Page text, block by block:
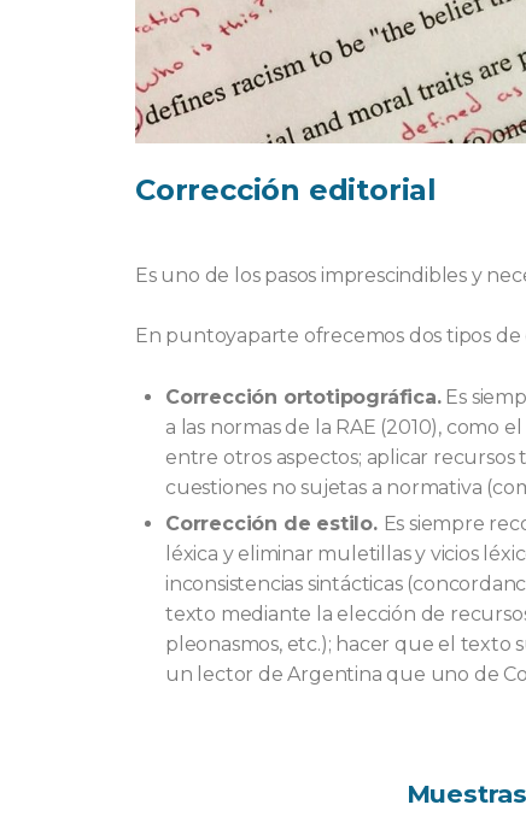
Corrección editorial
Es uno de los pasos imprescindibles y
En puntoyaparte ofrecemos dos tipos de
Corrección ortotipográfica.Es
a las normas de la RAE (2010), como
entre otros aspectos; aplicar recursos
cuestiones no sujetas a normativa
Corrección de estilo. Es siempre
léxica y eliminar muletillas y vicios
inconsistencias sintácticas
texto mediante la elección de
pleonasmos, etc.); hacer que el texto
un lector de Argentina que uno de